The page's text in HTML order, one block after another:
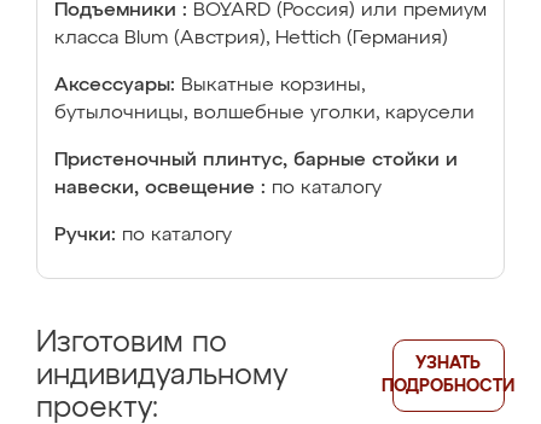
Подъемники : BOYARD (Россия) или премиум
класса Blum (Австрия), Hettich (Германия)
Аксессуары: Выкатные корзины,
бутылочницы, волшебные уголки, карусели
Пристеночный плинтус, барные стойки и
навески, освещение : по каталогу
Ручки: по каталогу
Изготовим по
индивидуальному
проекту:
УЗНАТЬ
ПОДРОБНОСТИ